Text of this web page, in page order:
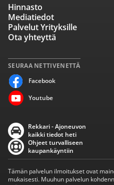
SEURAA NETTIVENETTÄ
Facebook
Youtube
Hinnasto
Mediatiedot
Palvelut Yrityksille
Ota yhteyttä
Rekkari - Ajoneuvon
kaikki tiedot heti
Ohjeet turvalliseen
kaupankäyntiin
Tämän palvelun ilmoitukset ovat
mukaisesti. Muuhun palvelun